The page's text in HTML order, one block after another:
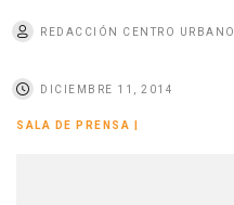
REDACCIÓN CENTRO URBANO
DICIEMBRE 11, 2014
SALA DE PRENSA